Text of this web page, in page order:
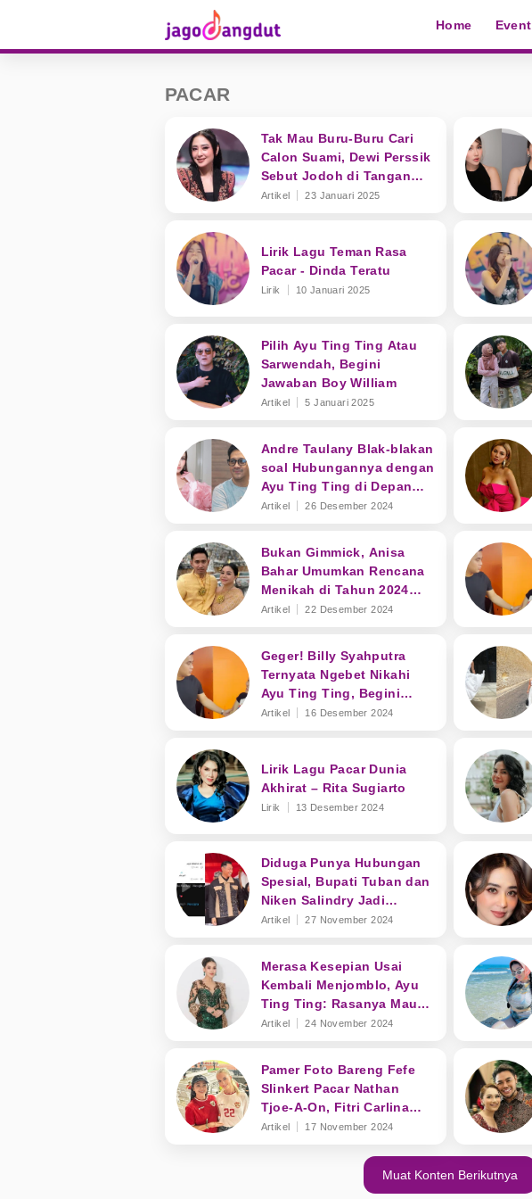
Home Event
PACAR
Tak Mau Buru-Buru Cari
Calon Suami, Dewi Perssik
Sebut Jodoh di Tangan
Tuhan
Artikel 23 Januari 2025
Lirik Lagu Teman Rasa
Pacar - Dinda Teratu
Lirik 10 Januari 2025
Pilih Ayu Ting Ting Atau
Sarwendah, Begini
Jawaban Boy William
Artikel 5 Januari 2025
Andre Taulany Blak-blakan
soal Hubungannya dengan
Ayu Ting Ting di Depan
Boy William
Artikel 26 Desember 2024
Bukan Gimmick, Anisa
Bahar Umumkan Rencana
Menikah di Tahun 2024
dengan Edwin Bahari
Artikel 22 Desember 2024
Geger! Billy Syahputra
Ternyata Ngebet Nikahi
Ayu Ting Ting, Begini
Pengakuan Anwar BAB
Artikel 16 Desember 2024
Lirik Lagu Pacar Dunia
Akhirat – Rita Sugiarto
Lirik 13 Desember 2024
Diduga Punya Hubungan
Spesial, Bupati Tuban dan
Niken Salindry Jadi
Sorotan Warganet
Artikel 27 November 2024
Merasa Kesepian Usai
Kembali Menjomblo, Ayu
Ting Ting: Rasanya Mau
Banting HP!
Artikel 24 November 2024
Pamer Foto Bareng Fefe
Slinkert Pacar Nathan
Tjoe-A-On, Fitri Carlina
Ungkap Hal Ini!
Artikel 17 November 2024
Muat Konten Berikutnya